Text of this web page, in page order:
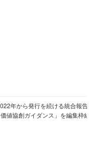
年から発行を続ける統合報告
値協創ガイダンス」を編集枠組